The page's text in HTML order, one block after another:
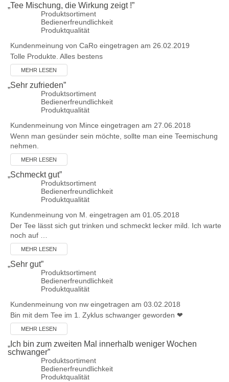
„Tee Mischung, die Wirkung zeigt !”
Produktsortiment
Bedienerfreundlichkeit
Produktqualität
Kundenmeinung von CaRo eingetragen am 26.02.2019
Tolle Produkte. Alles bestens
MEHR LESEN
„Sehr zufrieden”
Produktsortiment
Bedienerfreundlichkeit
Produktqualität
Kundenmeinung von Mince eingetragen am 27.06.2018
Wenn man gesünder sein möchte, sollte man eine Teemischung
nehmen.
MEHR LESEN
„Schmeckt gut”
Produktsortiment
Bedienerfreundlichkeit
Produktqualität
Kundenmeinung von M. eingetragen am 01.05.2018
Der Tee lässt sich gut trinken und schmeckt lecker mild. Ich warte
noch auf …
MEHR LESEN
„Sehr gut”
Produktsortiment
Bedienerfreundlichkeit
Produktqualität
Kundenmeinung von nw eingetragen am 03.02.2018
Bin mit dem Tee im 1. Zyklus schwanger geworden ❤
MEHR LESEN
„ Ich bin zum zweiten Mal innerhalb weniger Wochen
schwanger”
Produktsortiment
Bedienerfreundlichkeit
Produktqualität